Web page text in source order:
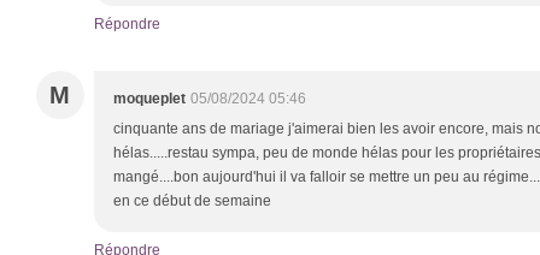
Répondre
M moqueplet 05/08/2024 05:46
cinquante ans de mariage j'aimerai bien les avoir encore, mais
hélas.....restau sympa, peu de monde hélas pour les
mangé....bon aujourd'hui il va falloir se mettre un peu au
en ce début de semaine
Répondre